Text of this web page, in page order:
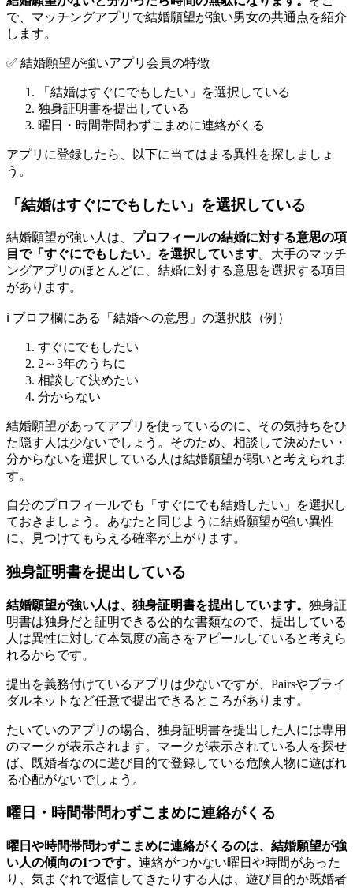
で、マッチングアプリで結婚願望が強い男女の共通点を紹介
します。
✅ 結婚願望が強いアプリ会員の特徴
「結婚はすぐにでもしたい」を選択している
独身証明書を提出している
曜日・時間帯問わずこまめに連絡がくる
アプリに登録したら、以下に当てはまる異性を探しましょ
う。
「結婚はすぐにでもしたい」を選択している
結婚願望が強い人は、 プロフィールの結婚に対する意思の項
目で「すぐにでもしたい」を選択しています。大手のマッチ
ングアプリのほとんどに、結婚に対する意思を選択する項目
があります。
ℹ️ プロフ欄にある「結婚への意思」の選択肢（例）
すぐにでもしたい
2～3年のうちに
相談して決めたい
分からない
結婚願望があってアプリを使っているのに、その気持ちをひ
た隠す人は少ないでしょう。そのため、相談して決めたい・
分からないを選択している人は結婚願望が弱いと考えられま
す。
自分のプロフィールでも「すぐにでも結婚したい」を選択し
ておきましょう。あなたと同じように結婚願望が強い異性
に、見つけてもらえる確率が上がります。
独身証明書を提出している
結婚願望が強い人は、独身証明書を提出しています。 独身証
明書は独身だと証明できる公的な書類なので、提出している
人は異性に対して本気度の高さをアピールしていると考えら
れるからです。
提出を義務付けているアプリは少ないですが、Pairsやブライ
ダルネットなど任意で提出できるところがあります。
たいていのアプリの場合、独身証明書を提出した人には専用
のマークが表示されます。マークが表示されている人を探せ
ば、既婚者なのに遊び目的で登録している危険人物に遊ばれ
る心配がないでしょう。
曜日・時間帯問わずこまめに連絡がくる
曜日や時間帯問わずこまめに連絡がくるのは、結婚願望が強
い人の傾向の1つです。 連絡がつかない曜日や時間があった
り、気まぐれで返信してきたりする人は、遊び目的か既婚者